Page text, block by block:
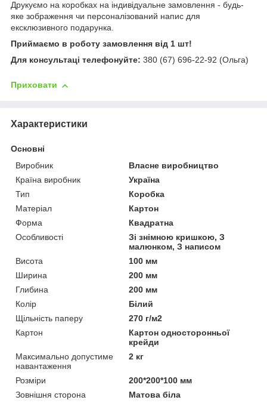
Друкуємо на коробках на індивідуальне замовлення - будь-
яке зображення чи персоналізований напис для
ексклюзивного подарунка.
Приймаємо в роботу замовлення від 1 шт!
Для консультаці телефонуйте: 380 (67) 696-22-92 (Ольга)
Приховати
Характеристики
Основні
Виробник
Власне виробництво
Країна виробник
Україна
Тип
Коробка
Матеріал
Картон
Форма
Квадратна
Особливості
Зі знімною кришкою, З
малюнком, З написом
Висота
100 мм
Ширина
200 мм
Глибина
200 мм
Колір
Білий
Щільність паперу
270 г/м2
Картон
Картон односторонньої
крейди
Максимально допустиме
навантаження
2 кг
Розміри
200*200*100 мм
Зовнішня сторона
Матова біла